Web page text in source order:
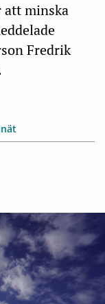
att minska
Fredrik